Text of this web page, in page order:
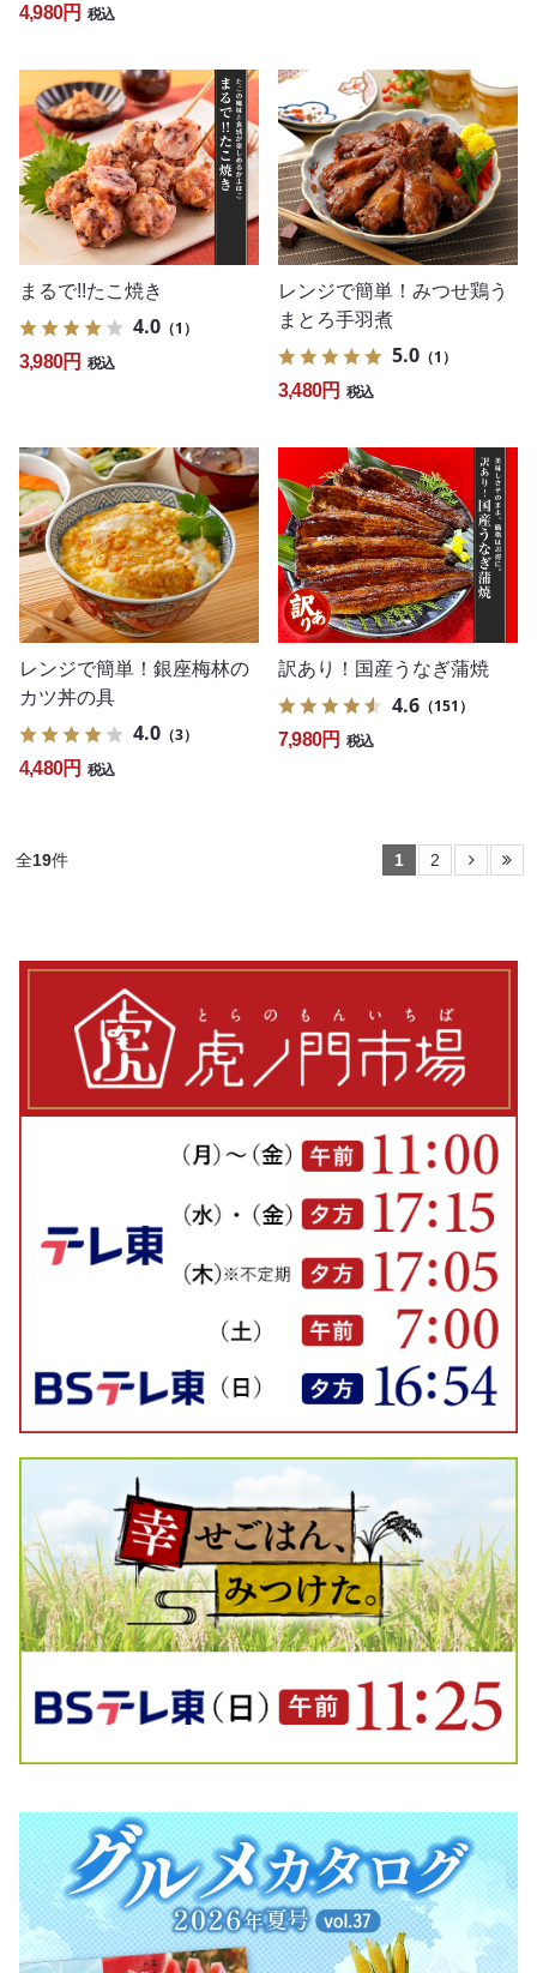
4,980円 税込
まるで!!たこ焼き
4.0 （1）
3,980円 税込
レンジで簡単！みつせ鶏う
まとろ手羽煮
5.0 （1）
3,480円 税込
レンジで簡単！銀座梅林の
カツ丼の具
4.0 （3）
4,480円 税込
訳あり！国産うなぎ蒲焼
4.6 （151）
7,980円 税込
全19件 1 2